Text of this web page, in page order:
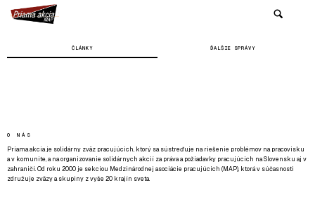
ČLÁNKY ĎALŠIE SPRÁVY
O NÁS
Priama akcia je solidárny zväz pracujúcich, ktorý sa sústreďuje na riešenie problémov na pracovisku
a v komunite, a na organizovanie solidárnych akcií za práva a požiadavky pracujúcich na Slovensku aj v
zahraničí. Od roku 2000 je sekciou Medzinárodnej asociácie pracujúcich (MAP), ktorá v súčasnosti
združuje zväzy a skupiny z vyše 20 krajín sveta.